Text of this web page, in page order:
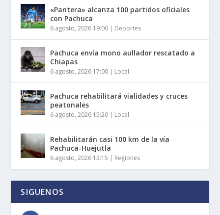
«Pantera» alcanza 100 partidos oficiales
con Pachuca
6 agosto, 2026 19:00 | Deportes
Pachuca envía mono aullador rescatado a
Chiapas
6 agosto, 2026 17:00 | Local
Pachuca rehabilitará vialidades y cruces
peatonales
6 agosto, 2026 15:20 | Local
Rehabilitarán casi 100 km de la vía
Pachuca-Huejutla
6 agosto, 2026 13:15 | Regiones
SIGUENOS